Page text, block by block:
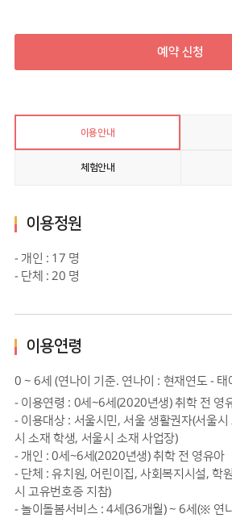
예약 신청
이용안내
체험안내
이용정원
- 개인 : 17 명
- 단체 : 20 명
이용연령
0 ~ 6세 (연나이 기준. 연나이 : 현재연도 - 태
- 이용연령 : 0세~6세(2020년생) 취학 전 영
- 이용대상 : 서울시민, 서울 생활권자(서울
시 소재 학생, 서울시 소재 사업장)
- 개인 : 0세~6세(2020년생) 취학 전 영유아
- 단체 : 유치원, 어린이집, 사회복지시설, 학
시 고유번호증 지참)
- 놀이돌봄서비스 : 4세(36개월) ~ 6세(※ 연